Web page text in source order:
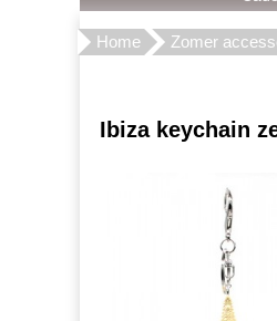
Home Zomer
Ibiza keychain